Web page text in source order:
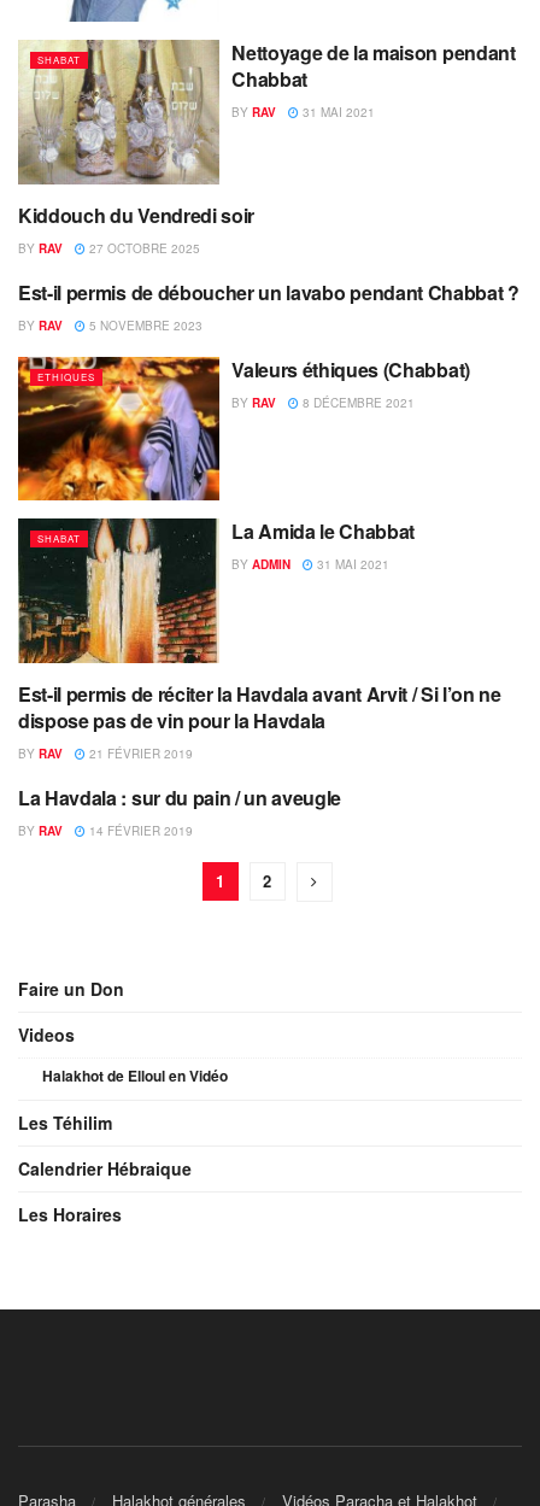
SHABAT
Nettoyage de la maison pendant
Chabbat
BY RAV 31 MAI 2021
SHABAT
Kiddouch du Vendredi soir
BY RAV 27 OCTOBRE 2025
SHABAT
Est-il permis de déboucher un lavabo pendant Chabbat ?
BY RAV 5 NOVEMBRE 2023
ETHIQUES Valeurs éthiques (Chabbat)
BY RAV 8 DÉCEMBRE 2021
SHABAT La Amida le Chabbat
BY ADMIN 31 MAI 2021
SHABAT
Est-il permis de réciter la Havdala avant Arvit / Si l’on ne
dispose pas de vin pour la Havdala
BY RAV 21 FÉVRIER 2019
SHABAT
La Havdala : sur du pain / un aveugle
BY RAV 14 FÉVRIER 2019
1 2
Faire un Don
Videos
Halakhot de Elloul en Vidéo
Les Téhilim
Calendrier Hébraique
Les Horaires
Parasha Halakhot générales Vidéos Paracha et Halakhot